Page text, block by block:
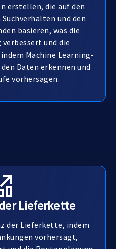
erstellen, die auf den
und den
basieren, was die
und die
Machine Learning-
Daten erkennen und
vorhersagen.
Lieferkette
der Lieferkette, indem
vorhersagt,